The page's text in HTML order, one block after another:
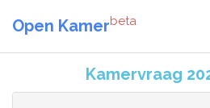
Open Kamerbeta
Kamervraag